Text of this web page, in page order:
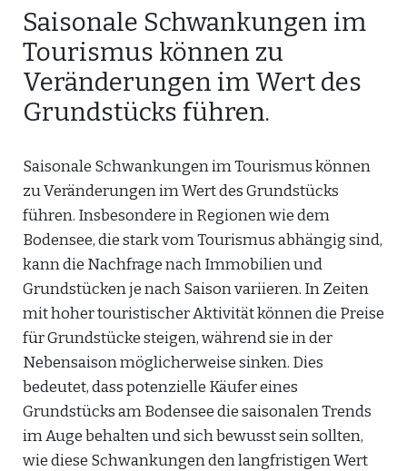
Saisonale Schwankungen im
Tourismus können zu
Veränderungen im Wert des
Grundstücks führen.
Saisonale Schwankungen im Tourismus können
zu Veränderungen im Wert des Grundstücks
führen. Insbesondere in Regionen wie dem
Bodensee, die stark vom Tourismus abhängig sind,
kann die Nachfrage nach Immobilien und
Grundstücken je nach Saison variieren. In Zeiten
mit hoher touristischer Aktivität können die Preise
für Grundstücke steigen, während sie in der
Nebensaison möglicherweise sinken. Dies
bedeutet, dass potenzielle Käufer eines
Grundstücks am Bodensee die saisonalen Trends
im Auge behalten und sich bewusst sein sollten,
wie diese Schwankungen den langfristigen Wert